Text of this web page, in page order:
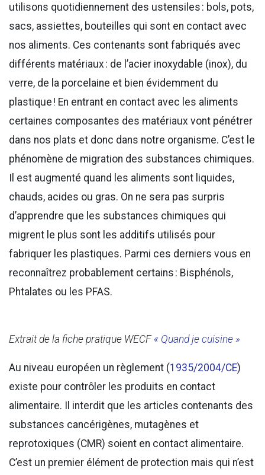
utilisons quotidiennement des ustensiles : bols, pots,
sacs, assiettes, bouteilles qui sont en contact avec
nos aliments. Ces contenants sont fabriqués avec
différents matériaux : de l’acier inoxydable (inox), du
verre, de la porcelaine et bien évidemment du
plastique ! En entrant en contact avec les aliments
certaines composantes des matériaux vont pénétrer
dans nos plats et donc dans notre organisme. C’est le
phénomène de migration des substances chimiques.
Il est augmenté quand les aliments sont liquides,
chauds, acides ou gras. On ne sera pas surpris
d’apprendre que les substances chimiques qui
migrent le plus sont les additifs utilisés pour
fabriquer les plastiques. Parmi ces derniers vous en
reconnaîtrez probablement certains : Bisphénols,
Phtalates ou les PFAS.
Extrait de la fiche pratique WECF « Quand je cuisine »
Au niveau européen un règlement (1935/2004/CE)
existe pour contrôler les produits en contact
alimentaire. Il interdit que les articles contenants des
substances cancérigènes, mutagènes et
reprotoxiques (CMR) soient en contact alimentaire.
C’est un premier élément de protection mais qui n’est